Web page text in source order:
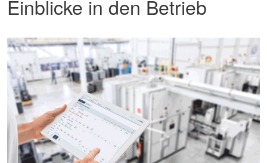
Einblicke in den Betrieb